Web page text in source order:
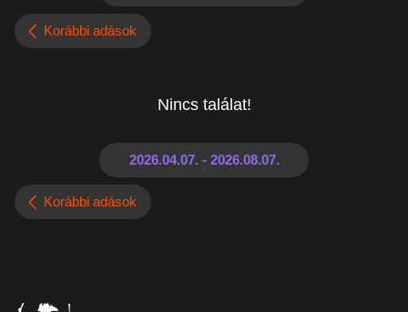
Korábbi adások
Nincs találat!
Korábbi adások